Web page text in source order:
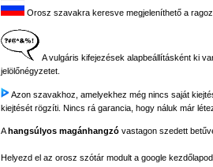
Orosz szavakra keresve megjeleníthető a
A vulgáris kifejezések alapbeállításként ki
jelölőnégyzetet.
Azon szavakhoz, amelyekhez még nincs saját
kiejtését rögzíti. Nincs rá garancia, hogy náluk már
Ahangsúlyos magánhangzó vastagon szedett
Helyezd el az orosz szótár modult a google